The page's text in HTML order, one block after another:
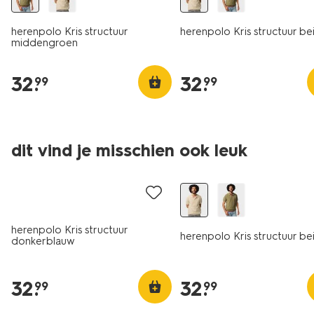
herenpolo Kris structuur
middengroen
32.
99
herenpolo Kris structuur
32.
99
dit vind je misschien ook leuk
herenpolo Kris structuur
donkerblauw
32.
99
herenpolo Kris structuur
32.
99